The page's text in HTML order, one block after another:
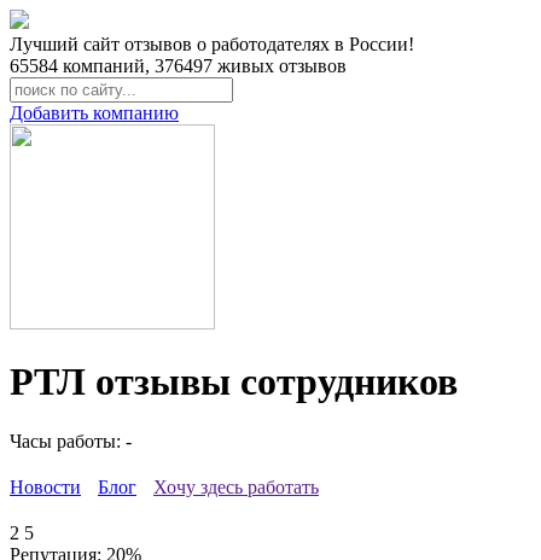
Лучший сайт отзывов о работодателях в России!
65584 компаний, 376497 живых отзывов
Добавить компанию
РТЛ отзывы сотрудников
Часы работы: -
Новости Блог Хочу здесь работать
2 5
Репутация: 20%